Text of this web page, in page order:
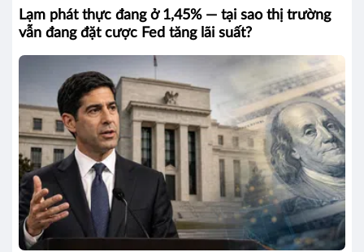
Lạm phát thực đang ở 1,45% — tại sao thị trường
vẫn đang đặt cược Fed tăng lãi suất?